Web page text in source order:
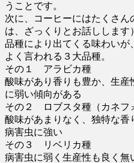
うことです。
次に、コーヒーにはたくさ
は、ざっくりとお話しします）
品種により出てくる味わいが
よく言われる３大品種。
その１ アラビカ種
酸味があり香りも豊か、生産
に弱い傾向がある
その２ ロブスタ種（カネフ
酸味があまりなく、独特な
病害虫に強い
その３ リベリカ種
病害虫に弱く生産性も良く